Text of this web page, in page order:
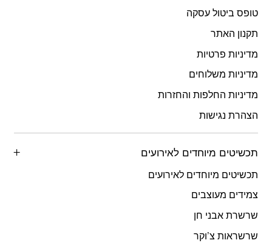
טופס ביטול עסקה
תקנון האתר
מדיניות פרטיות
מדיניות משלוחים
מדיניות החלפות והחזרות
הצהרת נגישות
תכשיטים מיוחדים לאירועים
תכשיטים מיוחדים לאירועים
צמידים מעוצבים
שרשרת אבני חן
שרשראות צ’וקר